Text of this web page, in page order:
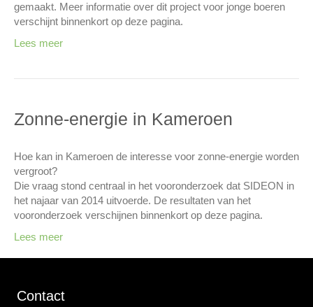
gemaakt. Meer informatie over dit project voor jonge boeren
verschijnt binnenkort op deze pagina.
Lees meer
Zonne-energie in Kameroen
Hoe kan in Kameroen de interesse voor zonne-energie worden
vergroot?
Die vraag stond centraal in het vooronderzoek dat SIDEON in
het najaar van 2014 uitvoerde. De resultaten van het
vooronderzoek verschijnen binnenkort op deze pagina.
Lees meer
Contact